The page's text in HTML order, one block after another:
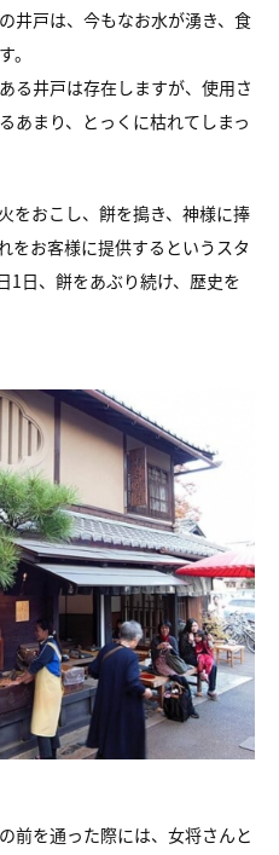
井戸は、今もなお水が湧き、食
。
る井戸は存在しますが、使用さ
あまり、とっくに枯れてしまっ
をおこし、餅を搗き、神様に捧
をお客様に提供するというスタ
1日、餅をあぶり続け、歴史を
前を通った際には、女将さんと